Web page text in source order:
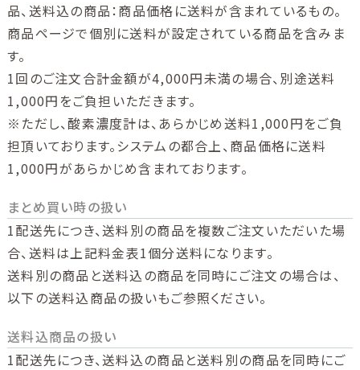
品、送料込の商品：商品価格に送料が含まれているもの。
商品ページで個別に送料が設定されている商品を含みま
す。
1回のご注文合計金額が4,000円未満の場合、別途送料
1,000円をご負担いただきます。
※ただし、酸素濃度計は、あらかじめ送料1,000円をご負
担頂いております。システムの都合上、商品価格に送料
1,000円があらかじめ含まれております。
まとめ買い時の扱い
1配送先につき、送料別の商品を複数ご注文いただいた場
合、送料は上記料金表1個分送料になります。
送料別の商品と送料込の商品を同時にご注文の場合は、
以下の送料込商品の扱いもご参照ください。
送料込商品の扱い
1配送先につき、送料込の商品と送料別の商品を同時にご